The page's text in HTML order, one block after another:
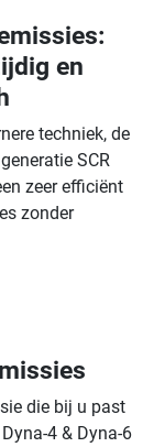
en
techniek, de
SCR
zeer efficiënt
zonder
die bij u past
4 & Dyna-6